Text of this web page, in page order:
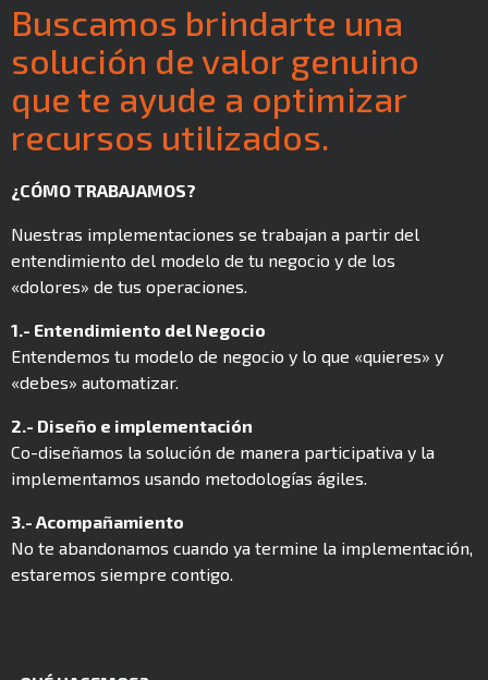
Buscamos brindarte una
solución de valor genuino
que te ayude a optimizar
recursos utilizados.
¿CÓMO TRABAJAMOS?
Nuestras implementaciones se trabajan a partir del
entendimiento del modelo de tu negocio y de los
«dolores» de tus operaciones.
1.- Entendimiento del Negocio
Entendemos tu modelo de negocio y lo que «quieres» y
«debes» automatizar.
2.- Diseño e implementación
Co-diseñamos la solución de manera participativa y la
implementamos usando metodologías ágiles.
3.- Acompañamiento
No te abandonamos cuando ya termine la implementación,
estaremos siempre contigo.